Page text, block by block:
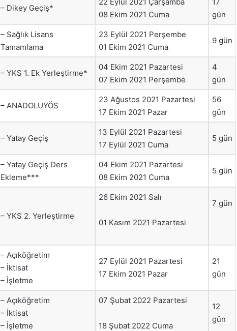
– Dikey Geçiş*
08 Ekim 2021 Cuma
gün
– Sağlık Lisans
Tamamlama
23 Eylül 2021 Perşembe
01 Ekim 2021 Cuma
9 gün
– YKS 1. Ek Yerleştirme*
04 Ekim 2021 Pazartesi
07 Ekim 2021 Perşembe
4
gün
– ANADOLUYÖS
23 Ağustos 2021 Pazartesi
17 Ekim 2021 Pazar
56
gün
– Yatay Geçiş
13 Eylül 2021 Pazartesi
17 Eylül 2021 Cuma
5 gün
– Yatay Geçiş Ders
Ekleme***
04 Ekim 2021 Pazartesi
08 Ekim 2021 Cuma
5 gün
– YKS 2. Yerleştirme
26 Ekim 2021 Salı
01 Kasım 2021 Pazartesi
7 gün
– Açıköğretim
– İktisat
– İşletme
27 Eylül 2021 Pazartesi
17 Ekim 2021 Pazar
21
gün
– Açıköğretim
– İktisat
– İşletme
07 Şubat 2022 Pazartesi
18 Şubat 2022 Cuma
12
gün